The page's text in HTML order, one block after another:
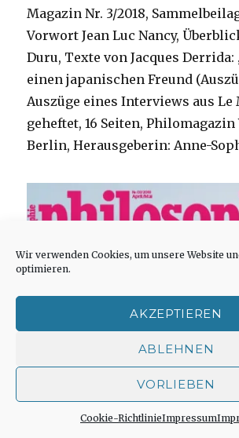
Wir verwenden Cookies, um unsere Website
optimieren.
AKZEPTIEREN
ABLEHNEN
VORLIEBEN
Cookie-RichtlinieImpressum
Magazin Nr. 3/2018,
Vorwort Jean Luc Nancy,
Duru, Texte von Jacques Derrida:
einen japanischen Freund
Auszüge eines Interviews aus Le
geheftet, 16 Seiten, Philomagazin
Berlin, Herausgeberin: Anne-